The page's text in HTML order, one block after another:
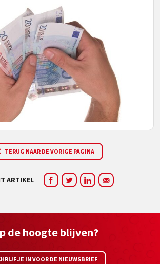
TERUG NAAR DE VORIGE PAGINA
ARTIKEL
de hoogte blijven?
JE IN VOOR DE NIEUWSBRIEF